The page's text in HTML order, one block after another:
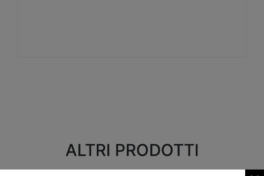
ALTRI PRODOTTI